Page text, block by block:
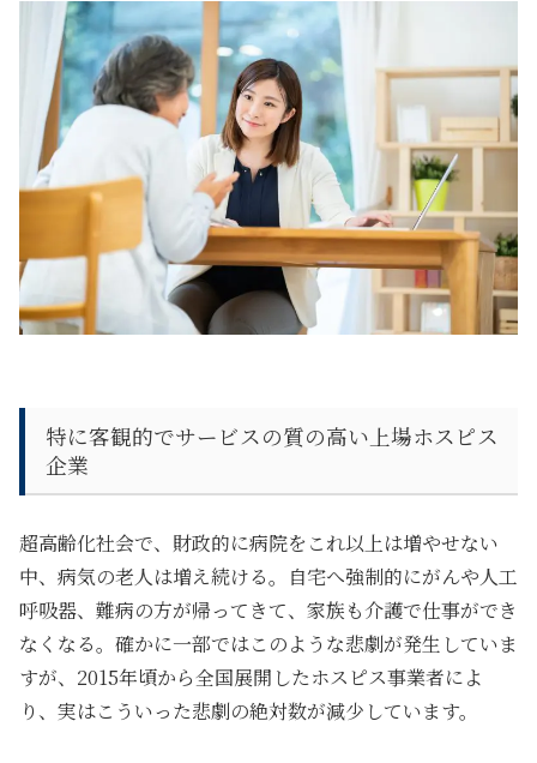
特に客観的でサービスの質の高い上場ホスピス
企業
超高齢化社会で、財政的に病院をこれ以上は増やせない
中、病気の老人は増え続ける。自宅へ強制的にがんや人工
呼吸器、難病の方が帰ってきて、家族も介護で仕事ができ
なくなる。確かに一部ではこのような悲劇が発生していま
すが、2015年頃から全国展開したホスピス事業者によ
り、実はこういった悲劇の絶対数が減少しています。